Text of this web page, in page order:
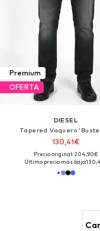
Premium
OFERTA
DIESEL
Tapered Vaquero
130,41€
Precio original: 204,90€
Último precio más bajo: